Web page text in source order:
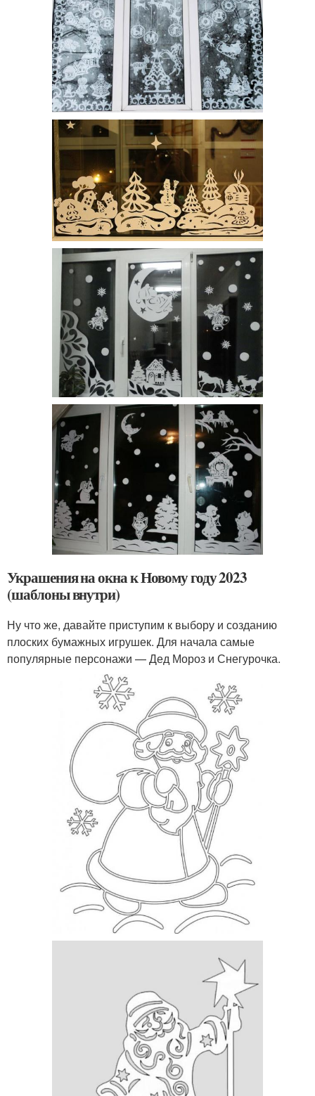
Украшения на окна к Новому году 2023
(шаблоны внутри)
Ну что же, давайте приступим к выбору и созданию
плоских бумажных игрушек. Для начала самые
популярные персонажи — Дед Мороз и Снегурочка.